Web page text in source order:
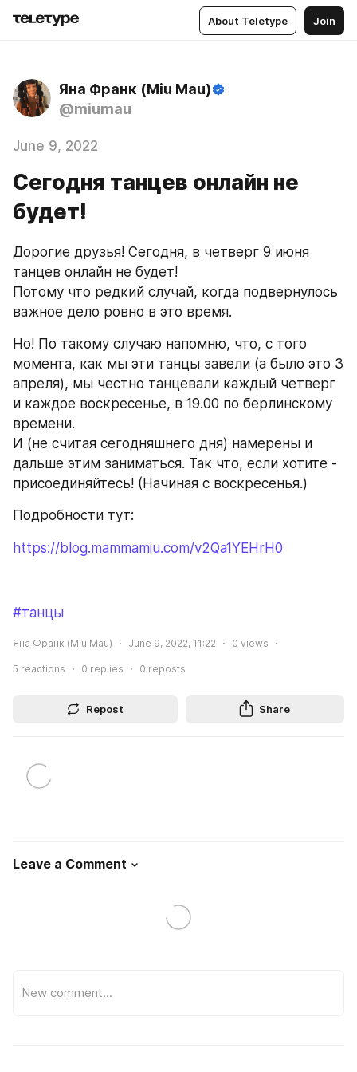
About Teletype Join
Яна Франк (Miu Mau)
@miumau
June 9, 2022
Сегодня танцев онлайн не
будет!
Дорогие друзья! Сегодня, в четверг 9 июня
танцев онлайн не будет!
Потому что редкий случай, когда подвернулось
важное дело ровно в это время.
Но! По такому случаю напомню, что, с того
момента, как мы эти танцы завели (а было это 3
апреля), мы честно танцевали каждый четверг
и каждое воскресенье, в 19.00 по берлинскому
времени.
И (не считая сегодняшнего дня) намерены и
дальше этим заниматься. Так что, если хотите -
присоединяйтесь! (Начиная с воскресенья.)
Подробности тут:
https://blog.mammamiu.com/v2Qa1YEHrH0
#танцы
Яна Франк (Miu Mau) June 9, 2022, 11:22 0 views
5 reactions 0 replies 0 reposts
Repost Share
Leave a Comment